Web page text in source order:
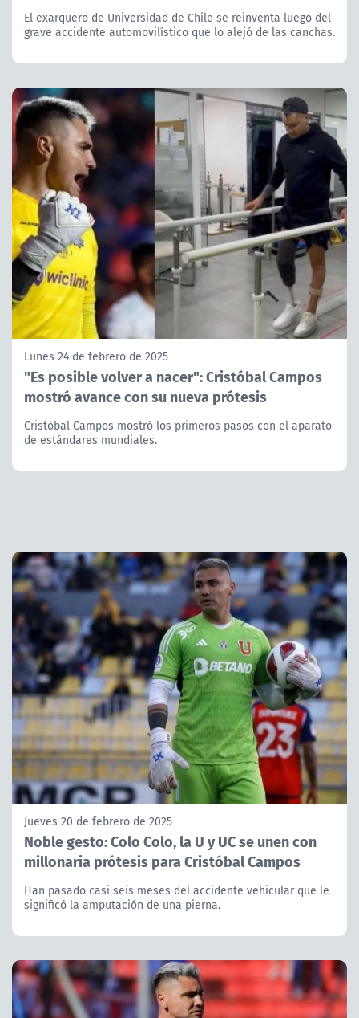
El exarquero de Universidad de Chile se reinventa luego del
grave accidente automovilístico que lo alejó de las canchas.
Lunes 24 de febrero de 2025
"Es posible volver a nacer": Cristóbal Campos
mostró avance con su nueva prótesis
Cristóbal Campos mostró los primeros pasos con el aparato
de estándares mundiales.
Jueves 20 de febrero de 2025
Noble gesto: Colo Colo, la U y UC se unen con
millonaria prótesis para Cristóbal Campos
Han pasado casi seis meses del accidente vehicular que le
significó la amputación de una pierna.